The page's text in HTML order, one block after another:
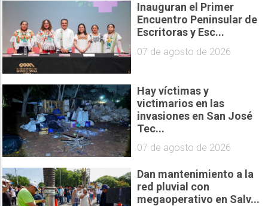
Inauguran el Primer
Encuentro Peninsular de
Escritoras y Esc...
07 de agosto de 2026
Hay víctimas y
victimarios en las
invasiones en San José
Tec...
07 de agosto de 2026
Dan mantenimiento a la
red pluvial con
megaoperativo en Salv...